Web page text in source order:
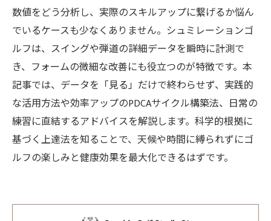
数値をどう分析し、実際のスキルアップに繋げるか悩ん
でいるケースも少なくありません。シュミレーションゴ
ルフは、スイングや弾道の詳細データを瞬時に計測で
き、フォームの微細な改善にも役立つのが特徴です。本
記事では、データを「見る」だけで終わらせず、実践的
な活用方法や効率アップのPDCAサイクル構築法、日常の
練習に直結するアドバイスを解説します。科学的根拠に
基づく上達法を知ることで、天候や時間に縛られずにゴ
ルフの楽しみと健康効果を最大化できるはずです。